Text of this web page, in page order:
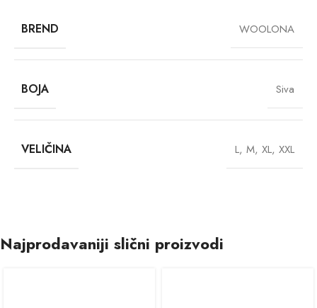
BREND WOOLONA
BOJA Siva
VELIČINA L, M, XL, XXL
Najprodavaniji slični proizvodi